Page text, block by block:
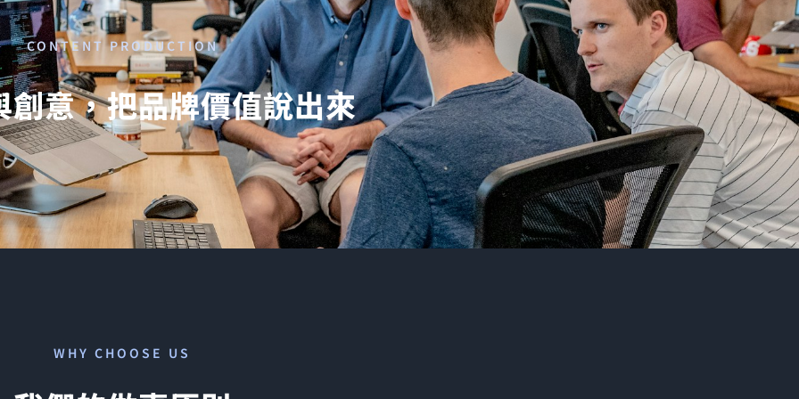
CONTENT PRODUCTION
創意，把品牌價值說出來
WHY CHOOSE US